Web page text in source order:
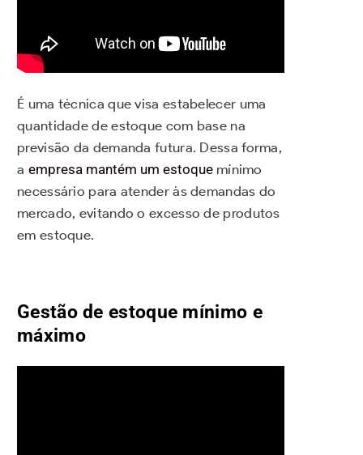
É uma técnica que visa estabelecer uma
quantidade de estoque com base na
previsão da demanda futura. Dessa forma,
a empresa mantém um estoquemínimo
necessário para atender às demandas do
mercado, evitando o excesso de produtos
em estoque.
Gestão de estoque mínimo e
máximo